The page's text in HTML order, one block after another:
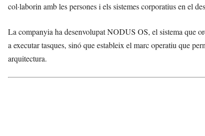
col·laborin amb les persones i els sistemes corporatius en el
La companyia ha desenvolupat NODUS OS, el sistema que
a executar tasques, sinó que estableix el marc operatiu que
arquitectura.